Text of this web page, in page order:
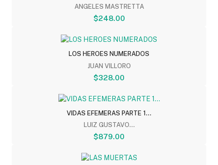
ANGELES MASTRETTA
$248.00
LOS HEROES NUMERADOS
JUAN VILLORO
$328.00
VIDAS EFEMERAS PARTE 1...
LUIZ GUSTAVO...
$879.00